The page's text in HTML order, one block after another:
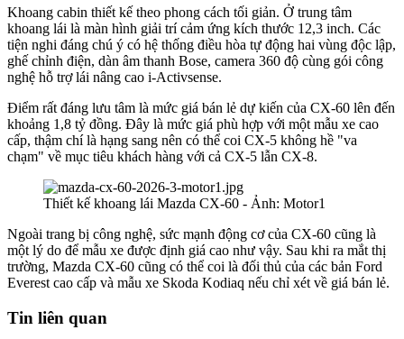
Khoang cabin thiết kế theo phong cách tối giản. Ở trung tâm
khoang lái là màn hình giải trí cảm ứng kích thước 12,3 inch. Các
tiện nghi đáng chú ý có hệ thống điều hòa tự động hai vùng độc lập,
ghế chỉnh điện, dàn âm thanh Bose, camera 360 độ cùng gói công
nghệ hỗ trợ lái nâng cao i-Activsense.
Điểm rất đáng lưu tâm là mức giá bán lẻ dự kiến của CX-60 lên đến
khoảng 1,8 tỷ đồng. Đây là mức giá phù hợp với một mẫu xe cao
cấp, thậm chí là hạng sang nên có thể coi CX-5 không hề "va
chạm" về mục tiêu khách hàng với cả CX-5 lẫn CX-8.
Thiết kế khoang lái Mazda CX-60 - Ảnh: Motor1
Ngoài trang bị công nghệ, sức mạnh động cơ của CX-60 cũng là
một lý do để mẫu xe được định giá cao như vậy. Sau khi ra mắt thị
trường, Mazda CX-60 cũng có thể coi là đối thủ của các bản Ford
Everest cao cấp và mẫu xe Skoda Kodiaq nếu chỉ xét về giá bán lẻ.
Tin liên quan